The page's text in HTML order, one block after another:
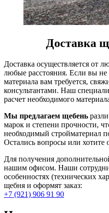
Доставка
Доставка осуществляется от
любые расстояния. Если вы не
материала вам требуется,
консультантами. Наш
расчет необходимого
Мы предлагаем щебень
марок и степени прочности,
необходимый стройматериал
Остались вопросы или хотите
Для получения
нашим офисом. Наши
особенностях (технических
щебня и оформят заказ:
+7 (921) 906 91 90